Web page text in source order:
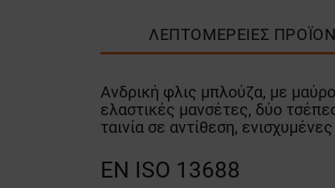
ΛΕΠΤΟΜΈΡΕΙΕΣ
Ανδρική φλις μπλούζα, με
ελαστικές μανσέτες, δύο
ταινία σε αντίθεση,
EN ISO 13688